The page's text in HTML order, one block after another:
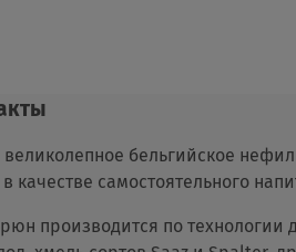
бельгийское
качестве самостоятельного
производится по технологии